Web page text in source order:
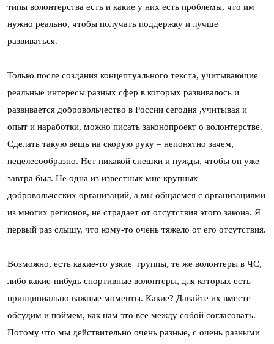
типы волонтерства есть и какие у них есть проблемы, что им
нужно реально, чтобы получать поддержку и лучше
развиваться.
Только после создания концептуального текста, учитывающие
реальные интересы разных сфер в которых развивалось и
развивается добровольчество в России сегодня ,учитывая и
опыт и наработки, можно писать законопроект о волонтерстве.
Сделать такую вещь на скорую руку – непонятно зачем,
нецелесообразно. Нет никакой спешки и нужды, чтобы он уже
завтра был. Не одна из известных мне крупных
добровольческих организаций, а мы общаемся с организациями
из многих регионов, не страдает от отсутствия этого закона. Я
первый раз слышу, что кому-то очень тяжело от его отсутствия.
Возможно, есть какие-то узкие группы, те же волонтеры в ЧС,
либо какие-нибудь спортивные волонтеры, для которых есть
принципиально важные моменты. Какие? Давайте их вместе
обсудим и поймем, как нам это все между собой согласовать.
Потому что мы действительно очень разные, с очень разными